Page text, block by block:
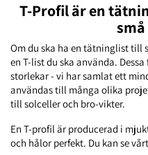
T-Profil är en
Om du ska ha en tätninglist till
en T-list du ska använda.
storlekar - vi har samlat ett
användas till många olika
till solceller och bro-vikter.
En T-profil är producerad i
och hålor perfekt. Du kan se